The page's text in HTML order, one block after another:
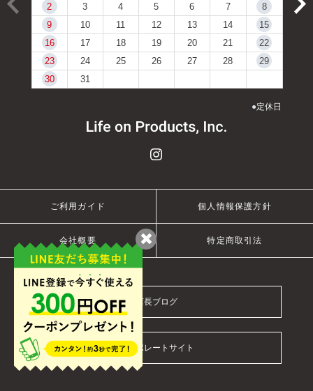
2
3 4 5 6 7
8
9
10 11 12 13 14
15
16
17 18 19 20 21
22
23
24 25 26 27 28
29
30
31
●定休日
ご利用ガイド 個人情報保護方針
会社概要 特定商取引法
店長ブログ
コーポレートサイト